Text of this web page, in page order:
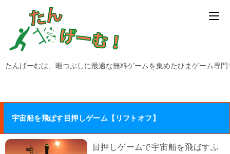
たんげーむは、暇つぶしに最適な無料ゲームを集めたひまゲーム専
宇宙船を飛ばす目押しゲーム【リフトオフ】
目押しゲームで宇宙船を飛ばすふ